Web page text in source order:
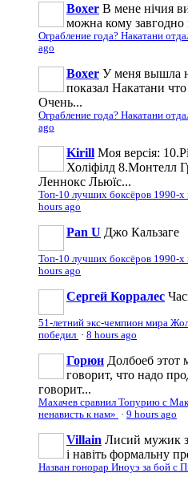
Boxer В мене нічия
можна кому завгодно
Ограбление года? Накатани
ago
Boxer У меня вышла
показал Накатани
Очень...
Ограбление года? Накатани
ago
Kirill Моя версія:
Холіфілд 8.Монтелл
Леннокс Льюїс...
Топ-10 лучших боксёров 1990-х
hours ago
Pan U Джо Кальзаге
Топ-10 лучших боксёров 1990-х
hours ago
Сергей Корралес
51-летний экс-чемпион мира
победил · 8 hours ago
Горюн Долбоеб этот
говорит, что надо
говорит...
Махачев сравнил Топурию с
ненависть к нам» · 9 hours ago
Villain Лисий мужик
і навіть формальну
Назван гонорар Иноуэ за бой с